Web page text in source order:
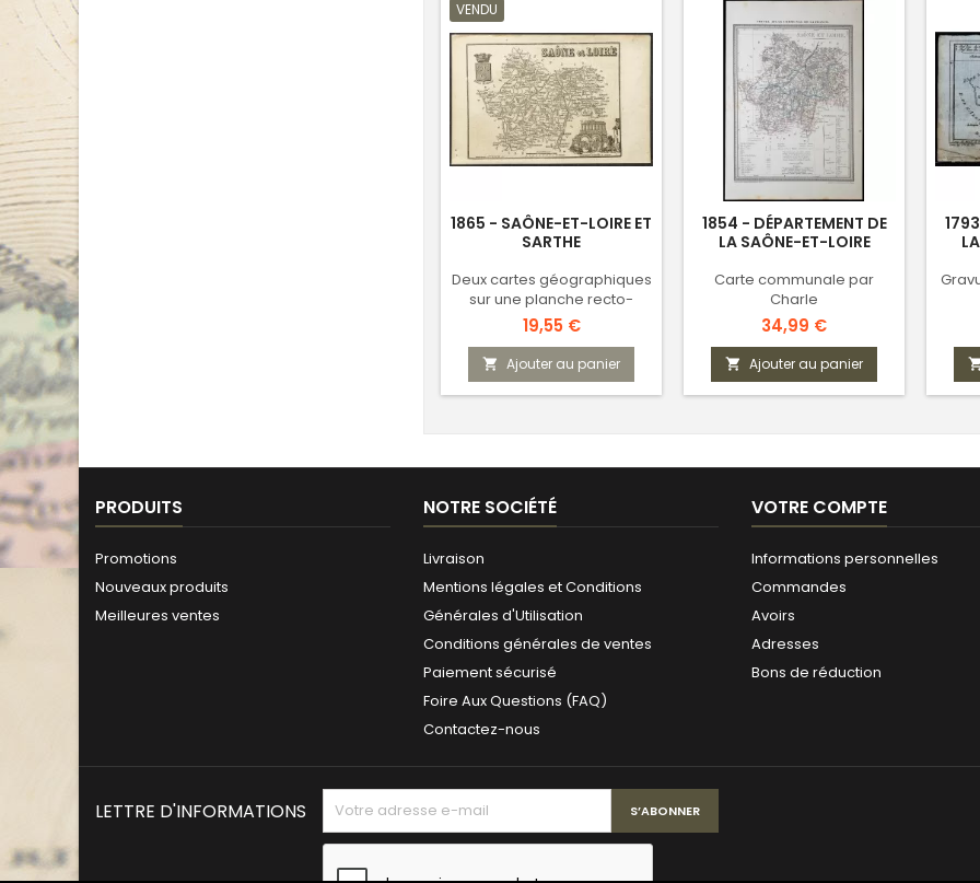
VENDU
1865 - SAÔNE-ET-LOIRE ET
SARTHE
Deux cartes géographiques
sur une planche recto-
verso
Prix
19,55 €
 Ajouter au panier
1854 - DÉPARTEMENT DE
LA SAÔNE-ET-LOIRE
Carte communale par
Charle
Prix
34,99 €
 Ajouter au panier
PRODUITS
Promotions
Nouveaux produits
Meilleures ventes
NOTRE SOCIÉTÉ
Livraison
Mentions légales et Conditions
Générales d'Utilisation
Conditions générales de ventes
Paiement sécurisé
Foire Aux Questions (FAQ)
Contactez-nous
VOTRE COMPTE
Informations personnelles
Commandes
Avoirs
Adresses
Bons de réduction
LETTRE D'INFORMATIONS